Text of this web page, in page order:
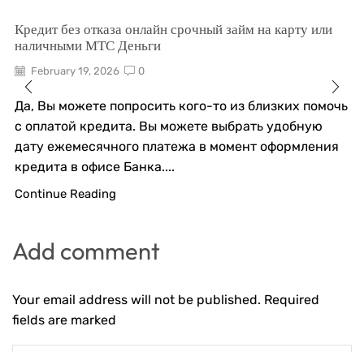
Кредит без отказа онлайн срочный займ на карту или
наличными МТС Деньги
February 19, 2026 0
Да, Вы можете попросить кого-то из близких помочь
с оплатой кредита. Вы можете выбрать удобную
дату ежемесячного платежа в момент оформления
кредита в офисе Банка....
Continue Reading
Add comment
Your email address will not be published. Required
fields are marked